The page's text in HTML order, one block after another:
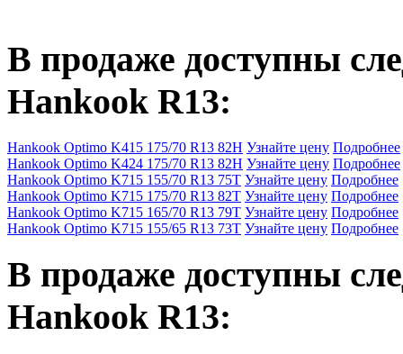
В продаже доступны
Hankook R13:
Hankook Optimo K415 175/70 R13 82H Узнайте цену Подробнее
Hankook Optimo K424 175/70 R13 82H Узнайте цену Подробнее
Hankook Optimo K715 155/70 R13 75T Узнайте цену Подробнее
Hankook Optimo K715 175/70 R13 82T Узнайте цену Подробнее
Hankook Optimo K715 165/70 R13 79T Узнайте цену Подробнее
Hankook Optimo K715 155/65 R13 73T Узнайте цену Подробнее
В продаже доступны
Hankook R13: